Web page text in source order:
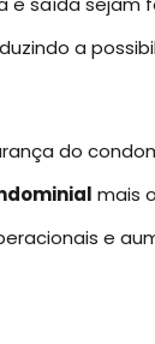
a
do
mais
e